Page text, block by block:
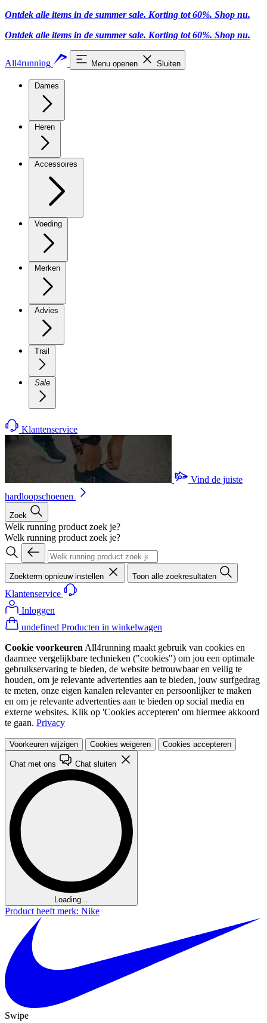
Ontdek alle items in de summer sale. Korting tot 60%. Shop nu.
Ontdek alle items in de summer sale. Korting tot 60%. Shop nu.
All4running Menu openen Sluiten
Dames
Heren
Accessoires
Voeding
Merken
Advies
Trail
Sale
Klantenservice
Vind de juiste
hardloopschoenen
Zoek
Welk running product zoek je?
Welk running product zoek je?
Zoekterm opnieuw instellen Toon alle zoekresultaten
Klantenservice
Inloggen
undefined Producten in winkelwagen
Cookie voorkeuren All4running maakt gebruik van cookies en
daarmee vergelijkbare technieken ("cookies") om jou een optimale
gebruikservaring te bieden, de website betrouwbaar en veilig te
houden, om je relevante advertenties aan te bieden, jouw surfgedrag
te meten, onze eigen kanalen relevanter en persoonlijker te maken
en om je relevante advertenties aan te bieden op social media en
externe websites. Klik op 'Cookies accepteren' om hiermee akkoord
te gaan. Privacy
Voorkeuren wijzigen Cookies weigeren Cookies accepteren
Chat met ons Chat sluiten
Loading...
Product heeft merk: Nike
Swipe